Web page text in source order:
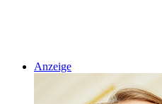
Anzeige